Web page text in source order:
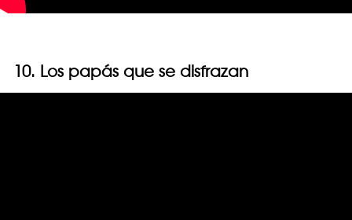
10. Los papás que se disfrazan